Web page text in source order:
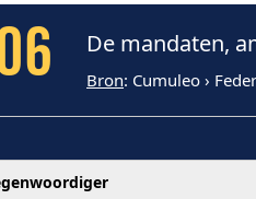
De mandaten,
Bron: Cumuleo ›